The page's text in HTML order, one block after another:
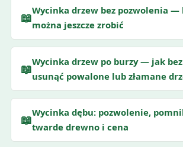
📖Wycinka drzew bez pozwolenia —
można jeszcze zrobić
📖Wycinka drzew po burzy — jak
usunąć powalone lub złamane
📖Wycinka dębu: pozwolenie,
twarde drewno i cena